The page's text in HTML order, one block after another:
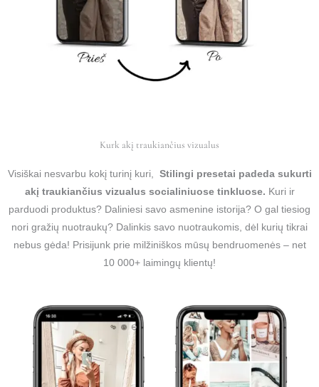
Kurk akį traukiančius vizualus
Visiškai nesvarbu kokį turinį kuri, Stilingi presetai padeda sukurti
akį traukiančius vizualus socialiniuose tinkluose. Kuri ir
parduodi produktus? Daliniesi savo asmenine istorija? O gal tiesiog
nori gražių nuotraukų? Dalinkis savo nuotraukomis, dėl kurių tikrai
nebus gėda! Prisijunk prie milžiniškos mūsų bendruomenės – net
10 000+ laimingų klientų!